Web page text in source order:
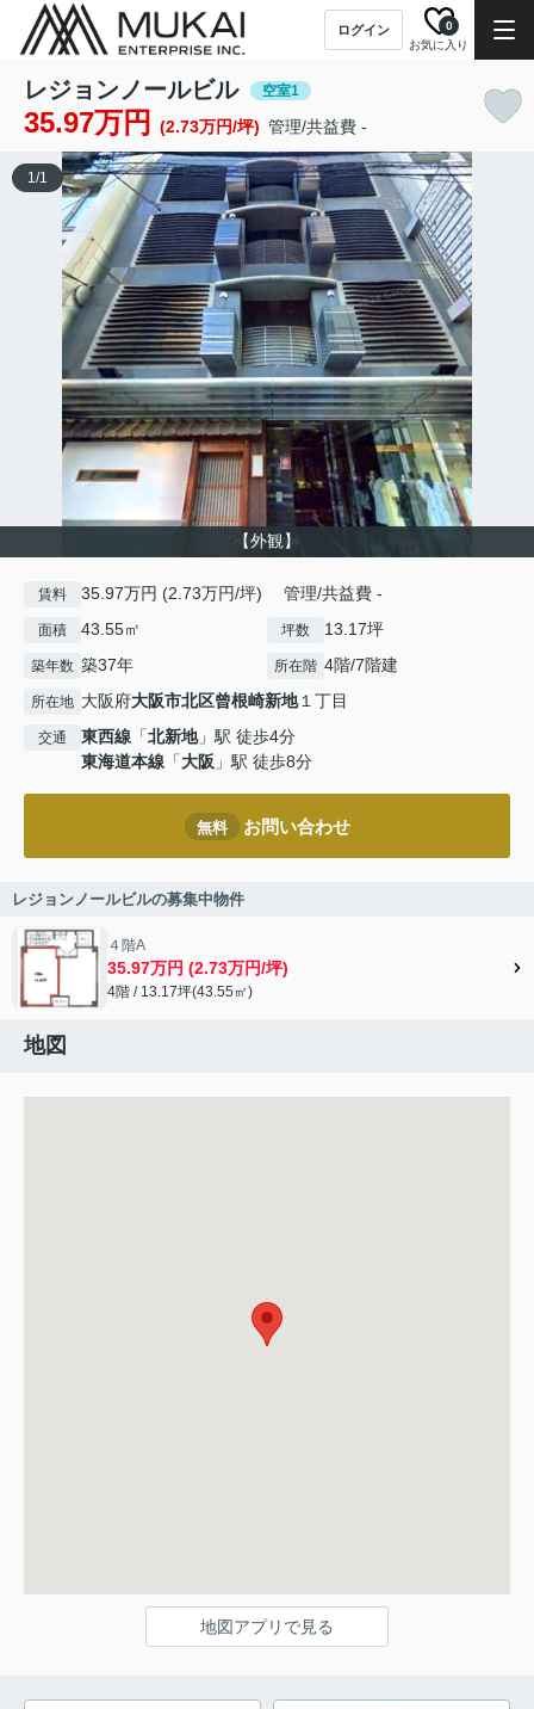
ログイン
お気に入り
0
レジョンノールビル 空室1
35.97万円 (2.73万円/坪) 管理/共益費 -
【外観】
1/1
賃料 35.97万円 (2.73万円/坪) 管理/共益費 -
面積 43.55㎡ 坪数 13.17坪
築年数 築37年 所在階 4階/7階建
所在地 大阪府大阪市北区曾根崎新地１丁目
交通 東西線 「北新地」駅 徒歩4分
東海道本線 「大阪 」駅 徒歩8分
無料 お問い合わせ
レジョンノールビルの募集中物件
４階A
35.97万円 (2.73万円/坪)
4階 / 13.17坪(43.55㎡)
地図
地図アプリで見る